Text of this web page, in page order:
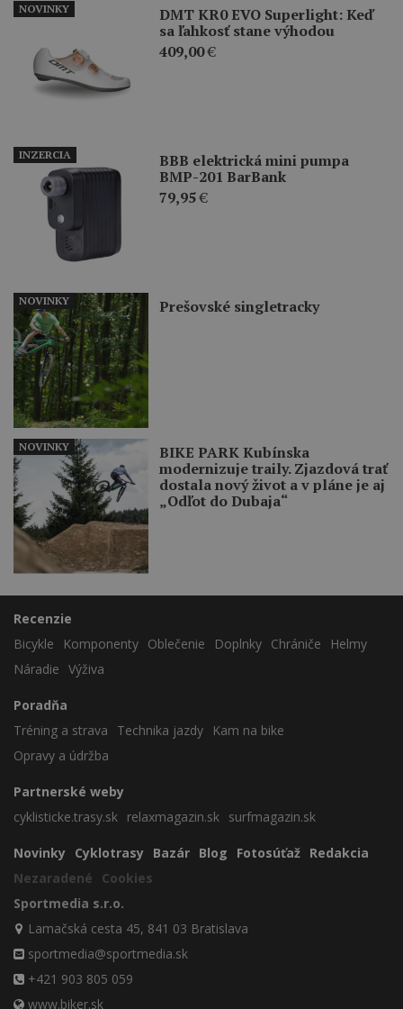
DMT KR0 EVO Superlight: Keď
sa ľahkosť stane výhodou
409,00€
NOVINKY
BBB elektrická mini pumpa
BMP-201 BarBank
79,95€
INZERCIA
Prešovské singletracky
NOVINKY
BIKE PARK Kubínska
modernizuje traily. Zjazdová trať
dostala nový život a v pláne je aj
„Odľot do Dubaja“
NOVINKY
Recenzie
Bicykle
Komponenty Oblečenie Doplnky Chrániče
Helmy
Náradie Výživa
Poradňa
Tréning a strava
Technika jazdy
Kam na bike
Opravy a údržba
Partnerské weby
cyklisticke.trasy.sk relaxmagazin.sk surfmagazin.sk
Novinky Cyklotrasy Bazár Blog Fotosúťaž Redakcia
Nezaradené
Cookies
Sportmedia s.r.o.
Lamačská cesta 45, 841 03 Bratislava
sportmedia@sportmedia.sk
+421 903 805 059
www.biker.sk